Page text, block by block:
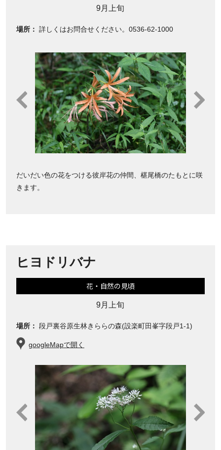
9月上旬
場所： 詳しくはお問合せください。0536-62-1000
だいだい色の花をつける彼岸花の仲間、椹尾橋のたもとに咲
きます。
ヒヨドリバナ
花・自然の見頃
9月上旬
場所： 段戸裏谷原生林きららの森(設楽町田峯字段戸1-1)
googleMapで開く